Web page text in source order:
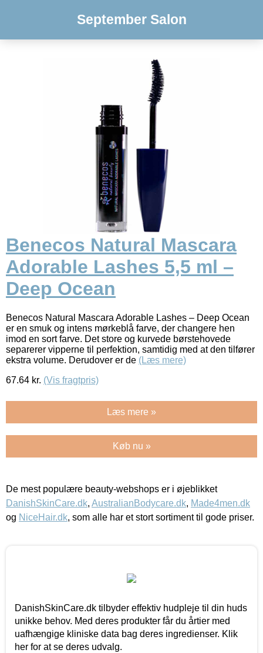
September Salon
Benecos Natural Mascara
Adorable Lashes 5,5 ml –
Deep Ocean
Benecos Natural Mascara Adorable Lashes – Deep Ocean
er en smuk og intens mørkeblå farve, der changere hen
imod en sort farve. Det store og kurvede børstehovede
separerer vipperne til perfektion, samtidig med at den tilfører
ekstra volume. Derudover er de (Læs mere)
67.64 kr. (Vis fragtpris)
Læs mere »
Køb nu »
De mest populære beauty-webshops er i øjeblikket
DanishSkinCare.dk, AustralianBodycare.dk, Made4men.dk
og NiceHair.dk, som alle har et stort sortiment til gode priser.
DanishSkinCare.dk tilbyder effektiv hudpleje til din huds
unikke behov. Med deres produkter får du årtier med
uafhængige kliniske data bag deres ingredienser. Klik
her for at se deres udvalg.